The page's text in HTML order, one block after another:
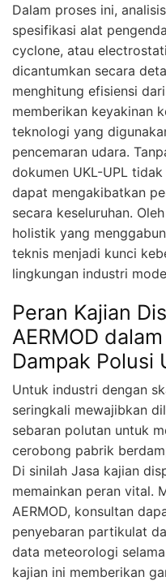
Dalam proses ini,
spesifikasi alat
cyclone, atau
dicantumkan secara
menghitung efisiensi
memberikan keyakinan
teknologi yang
pencemaran udara.
dokumen UKL-UPL
dapat mengakibatkan
secara keseluruhan.
holistik yang
teknis menjadi kunci
lingkungan industri
Peran Kajian
AERMOD
Dampak Polusi
Untuk industri dengan
seringkali mewajibkan
sebaran polutan untuk
cerobong pabrik
Di sinilah Jasa kajian
memainkan peran vital.
AERMOD, konsultan
penyebaran partikulat
data meteorologi
kajian ini memberikan